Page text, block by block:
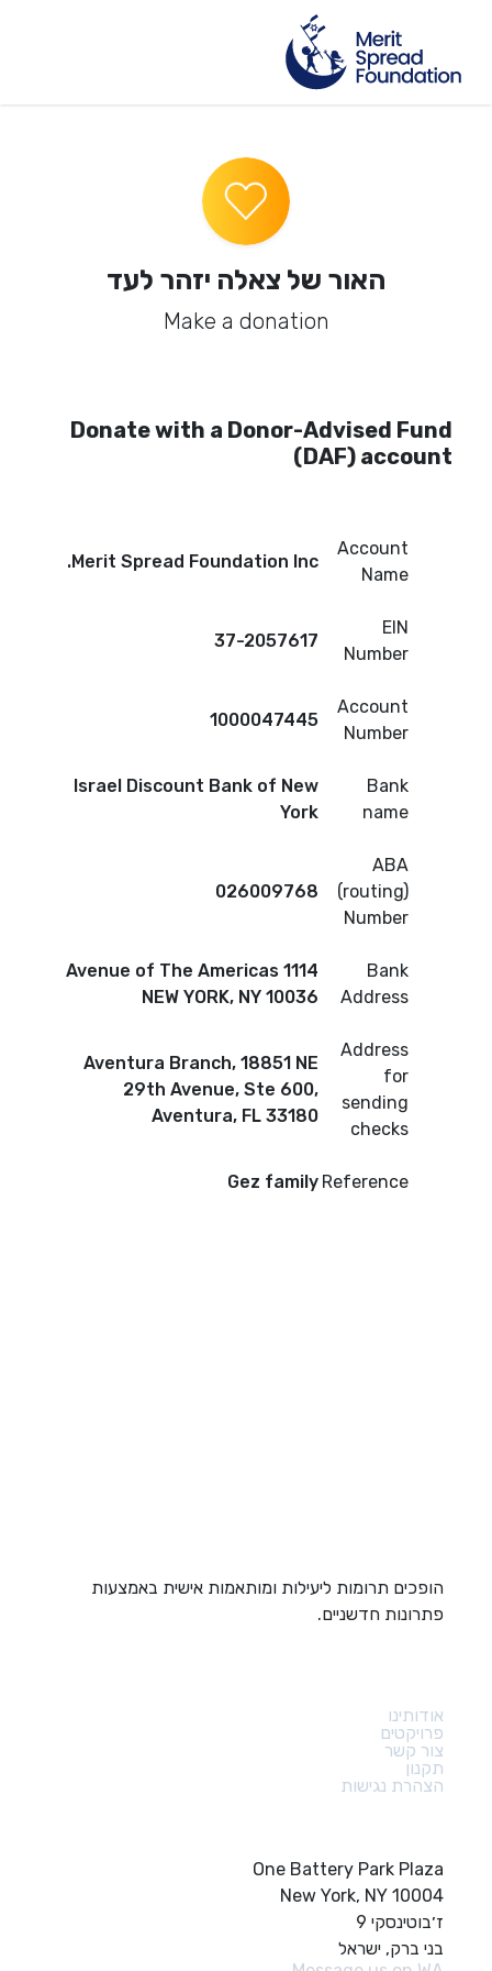
האור של צאלה יזהר לעד
Make a donation
Donate with a Donor-Advised Fund
(DAF) account
Account
Name
Merit Spread Foundation Inc.
EIN
Number
37-2057617
Account
Number
1000047445
Bank
name
Israel Discount Bank of New
York
ABA
(routing)
Number
026009768
Bank
Address
1114 Avenue of The Americas
NEW YORK, NY 10036
Address
for
sending
checks
Aventura Branch, 18851 NE
29th Avenue, Ste 600,
Aventura, FL 33180
Reference
Gez family
הופכים תרומות ליעילות ומותאמות אישית באמצעות
פתרונות חדשניים.
אודותינו
פרויקטים
צור קשר
תקנון
הצהרת נגישות
One Battery Park Plaza
New York, NY 10004
ז׳בוטינסקי 9
בני ברק, ישראל